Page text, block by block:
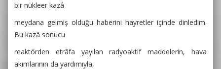
bir nükleer kazâ
meydana gelmiş olduğu haberini hayretler içinde dinledim.
Bu kazâ sonucu
reaktörden etrâfa yayılan radyoaktif maddelerin, hava
akımlarının da yardımıyla,